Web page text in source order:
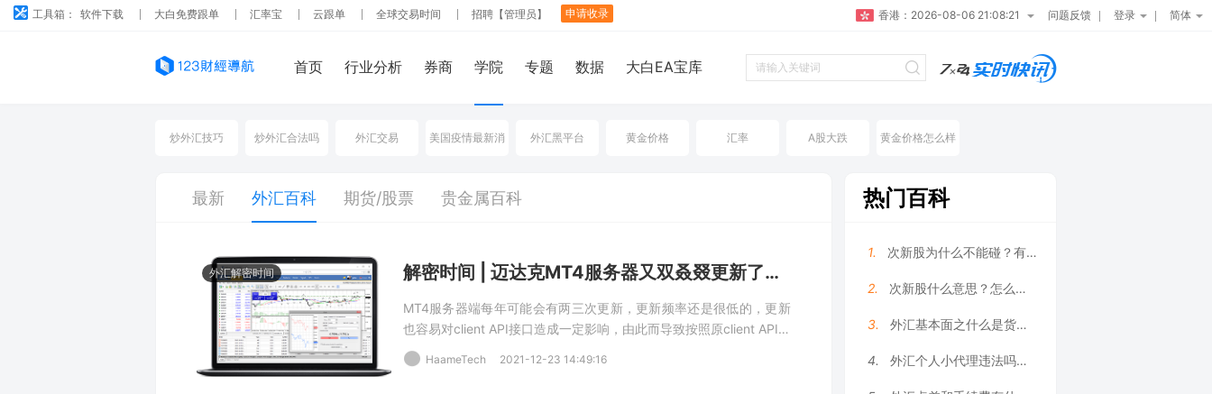
工具箱： 软件下载 大白免费跟单 汇率宝 云跟单 全球交易时间 招聘【管理员】 申请收录 香港： 2026-08-06 21:08:22 问题反馈 登录 简体
首页 行业分析 券商 学院 专题 数据 大白EA宝库
炒外汇技巧 炒外汇合法吗 外汇交易 美国疫情最新消 外汇黑平台 黄金价格 汇率 A股大跌 黄金价格怎么样
最新 外汇百科 期货/股票 贵金属百科
外汇解密时间 解密时间 | 迈达克MT4服务器又双叒叕更新了，你还在正常跟单吗？
MT4服务器端每年可能会有两三次更新，更新频率还是很低的，更新
也容易对client API接口造成一定影响，由此而导致按照原client API接
口运行的跟单软件出现异常情况。
HaameTech 2021-12-23 14:49:16
热门百科
1. 次新股为什么不能碰？有哪些原因？
2. 次新股什么意思？怎么选择次新股？
3. 外汇基本面之什么是货币供给?
4. 外汇个人小代理违法吗？外汇代理好做吗？